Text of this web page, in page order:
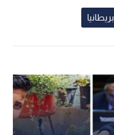
بريطانيا